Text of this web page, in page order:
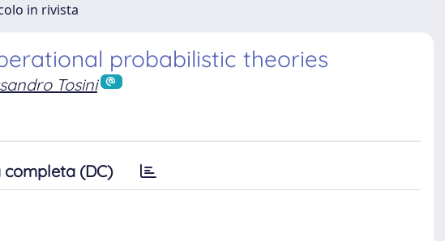
in rivista
probabilistic theories
Tosini
completa (DC)